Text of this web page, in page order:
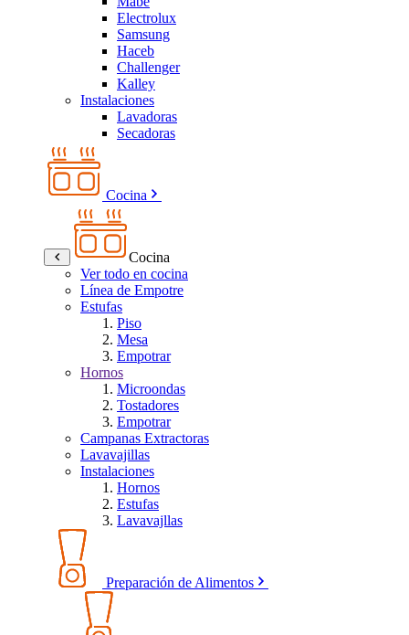
Electrolux
Samsung
Haceb
Challenger
Kalley
Instalaciones
Lavadoras
Secadoras
Cocina
Cocina
Ver todo en cocina
Línea de Empotre
Estufas
Piso
Mesa
Empotrar
Hornos
Microondas
Tostadores
Empotrar
Campanas Extractoras
Lavavajillas
Instalaciones
Hornos
Estufas
Lavavajllas
Preparación de Alimentos